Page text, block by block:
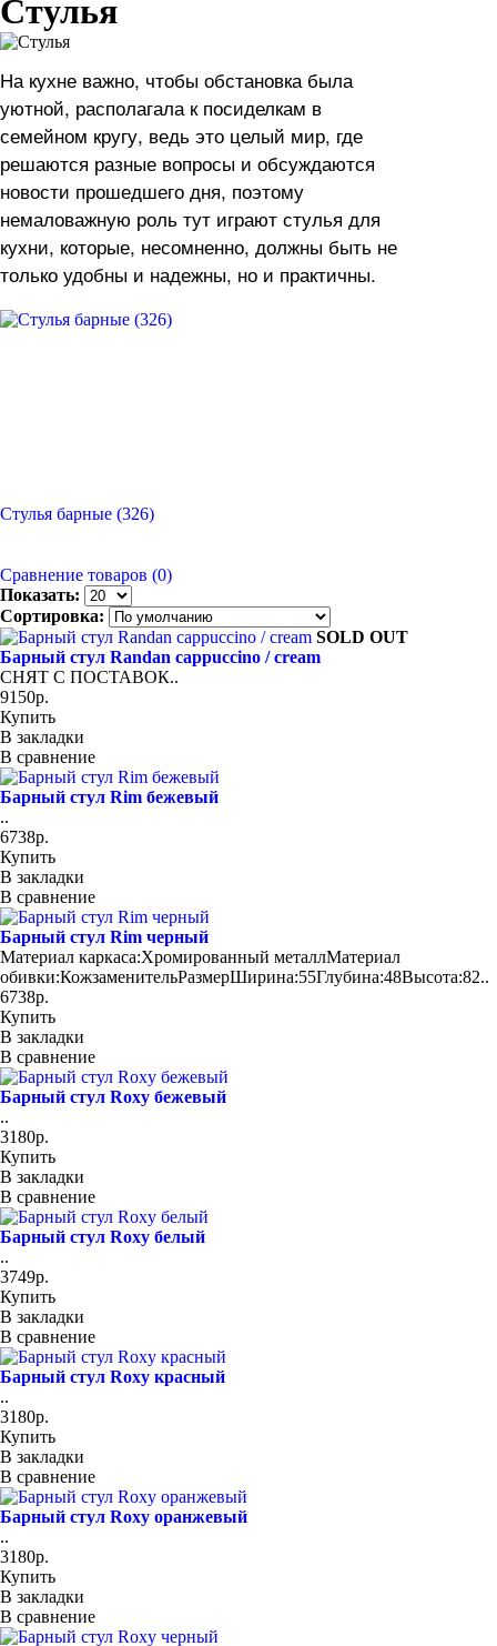
Стулья
На кухне важно, чтобы обстановка была
уютной, располагала к посиделкам в
семейном кругу, ведь это целый мир, где
решаются разные вопросы и обсуждаются
новости прошедшего дня, поэтому
немаловажную роль тут играют стулья для
кухни, которые, несомненно, должны быть не
только удобны и надежны, но и практичны.
Стулья барные (326)
Сравнение товаров (0)
Показать:
Сортировка:
SOLD OUT
Барный стул Randan cappuccino / cream
СНЯТ С ПОСТАВОК..
9150р.
Купить
В закладки
В сравнение
Барный стул Rim бежевый
..
6738р.
Купить
В закладки
В сравнение
Барный стул Rim черный
Материал каркаса:Хромированный металлМатериал
обивки:КожзаменительРазмерШирина:55Глубина:48Высота:82..
6738р.
Купить
В закладки
В сравнение
Барный стул Roxy бежевый
..
3180р.
Купить
В закладки
В сравнение
Барный стул Roxy белый
..
3749р.
Купить
В закладки
В сравнение
Барный стул Roxy красный
..
3180р.
Купить
В закладки
В сравнение
Барный стул Roxy оранжевый
..
3180р.
Купить
В закладки
В сравнение